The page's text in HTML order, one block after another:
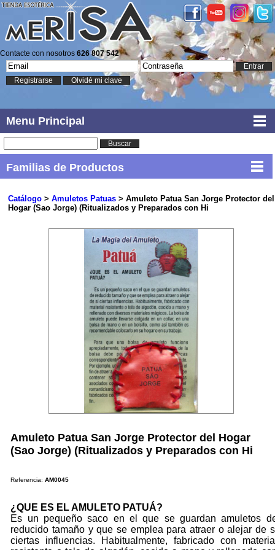
Contacte con nosotros 626 807 542
Entrar
Registrarse
Olvidé mi clave
Menu Principal
Buscar
Familias de Productos
Catálogo> Amuletos Patuas> Amuleto Patua San Jorge Protector del
Hogar (Sao Jorge) (Ritualizados y Preparados con Hi
Amuleto Patua San Jorge Protector del Hogar
(Sao Jorge) (Ritualizados y Preparados con Hi
Referencia:AM0045
¿QUE ES EL AMULETO PATUÁ?
Es un pequeño saco en el que se guardan amuletos
reducido tamaño y que se emplea para atraer o alejar de
ciertas influencias. Habitualmente, fabricado con